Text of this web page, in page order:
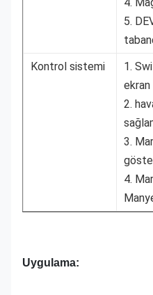
5.
Kontrol sistemi
1.
ekran
2.
3.
4.
Uygulama: